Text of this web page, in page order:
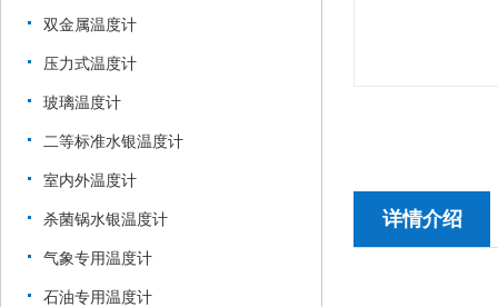
双金属温度计
压力式温度计
玻璃温度计
二等标准水银温度计
室内外温度计
杀菌锅水银温度计
气象专用温度计
石油专用温度计
详情介绍